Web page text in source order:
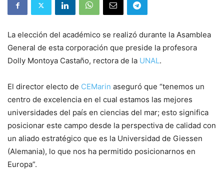
La elección del académico se realizó durante la Asamblea
General de esta corporación que preside la profesora
Dolly Montoya Castaño, rectora de la UNAL.
El director electo de CEMarin aseguró que “tenemos un
centro de excelencia en el cual estamos las mejores
universidades del país en ciencias del mar; esto significa
posicionar este campo desde la perspectiva de calidad con
un aliado estratégico que es la Universidad de Giessen
(Alemania), lo que nos ha permitido posicionarnos en
Europa”.